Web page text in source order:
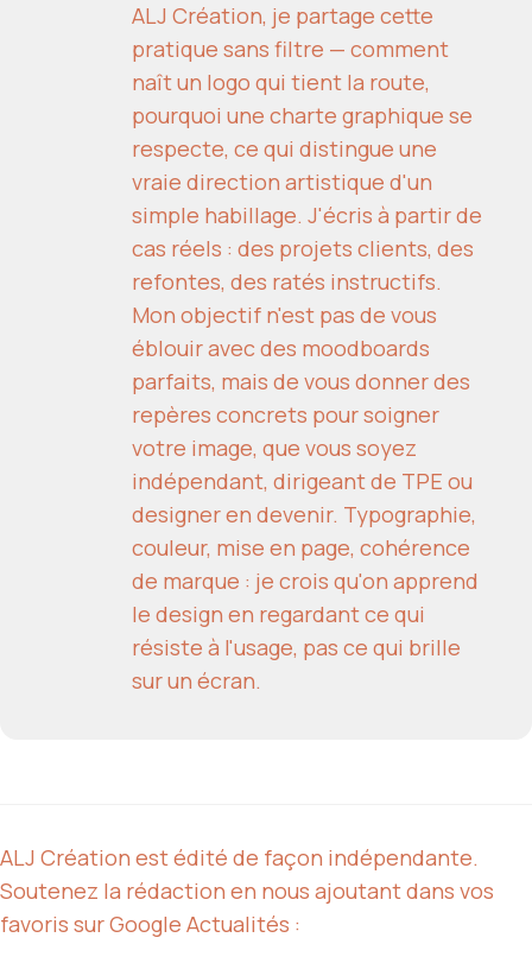
ALJ Création, je partage cette
pratique sans filtre — comment
naît un logo qui tient la route,
pourquoi une charte graphique se
respecte, ce qui distingue une
vraie direction artistique d'un
simple habillage. J'écris à partir de
cas réels : des projets clients, des
refontes, des ratés instructifs.
Mon objectif n'est pas de vous
éblouir avec des moodboards
parfaits, mais de vous donner des
repères concrets pour soigner
votre image, que vous soyez
indépendant, dirigeant de TPE ou
designer en devenir. Typographie,
couleur, mise en page, cohérence
de marque : je crois qu'on apprend
le design en regardant ce qui
résiste à l'usage, pas ce qui brille
sur un écran.
ALJ Création est édité de façon indépendante.
Soutenez la rédaction en nous ajoutant dans vos
favoris sur Google Actualités :